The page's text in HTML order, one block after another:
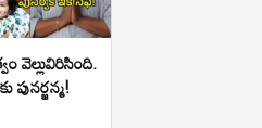
వెల్లువిరిసింది.
పునర్జన్మ!